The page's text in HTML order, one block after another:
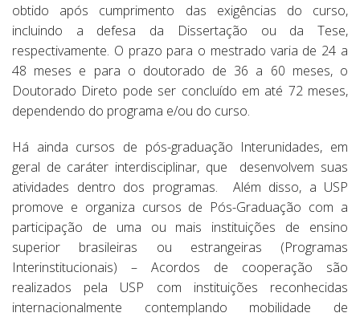
obtido após cumprimento das exigências do curso,
incluindo a defesa da Dissertação ou da Tese,
respectivamente. O prazo para o mestrado varia de 24 a
48 meses e para o doutorado de 36 a 60 meses, o
Doutorado Direto pode ser concluído em até 72 meses,
dependendo do programa e/ou do curso.
Há ainda cursos de pós-graduação Interunidades, em
geral de caráter interdisciplinar, que desenvolvem suas
atividades dentro dos programas. Além disso, a USP
promove e organiza cursos de Pós-Graduação com a
participação de uma ou mais instituições de ensino
superior brasileiras ou estrangeiras (Programas
Interinstitucionais) – Acordos de cooperação são
realizados pela USP com instituições reconhecidas
internacionalmente contemplando mobilidade de